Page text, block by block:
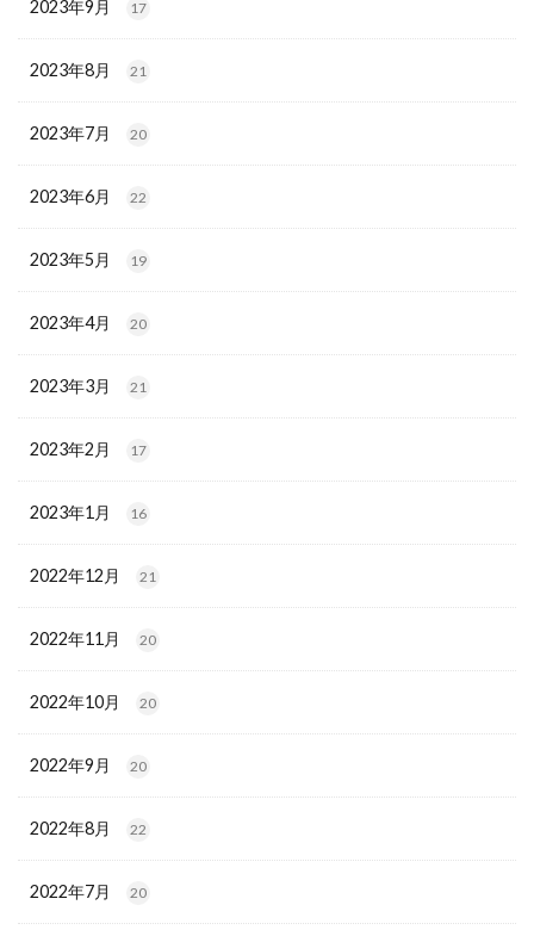
2023年9月 17
2023年8月 21
2023年7月 20
2023年6月 22
2023年5月 19
2023年4月 20
2023年3月 21
2023年2月 17
2023年1月 16
2022年12月 21
2022年11月 20
2022年10月 20
2022年9月 20
2022年8月 22
2022年7月 20